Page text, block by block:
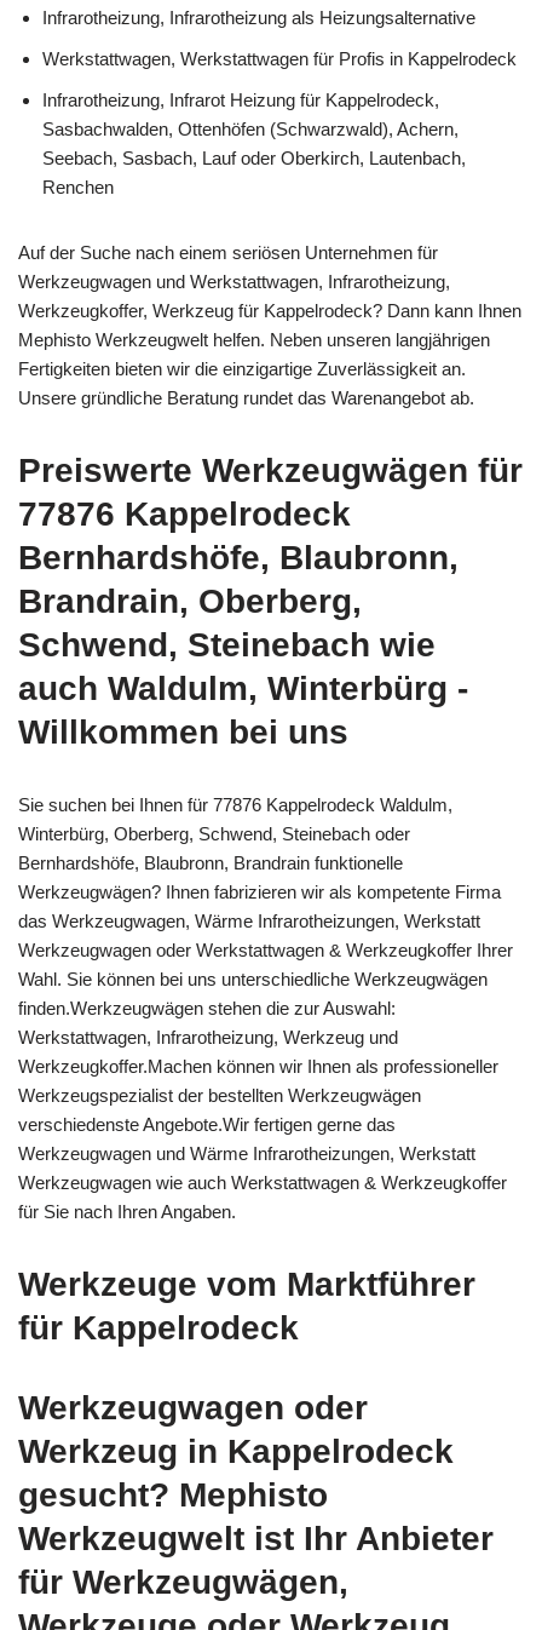
Infrarotheizung, Infrarotheizung als Heizungsalternative
Werkstattwagen, Werkstattwagen für Profis in Kappelrodeck
Infrarotheizung, Infrarot Heizung für Kappelrodeck,
Sasbachwalden, Ottenhöfen (Schwarzwald), Achern,
Seebach, Sasbach, Lauf oder Oberkirch, Lautenbach,
Renchen
Auf der Suche nach einem seriösen Unternehmen für
Werkzeugwagen und Werkstattwagen, Infrarotheizung,
Werkzeugkoffer, Werkzeug für Kappelrodeck? Dann kann Ihnen
Mephisto Werkzeugwelt helfen. Neben unseren langjährigen
Fertigkeiten bieten wir die einzigartige Zuverlässigkeit an.
Unsere gründliche Beratung rundet das Warenangebot ab.
Preiswerte Werkzeugwägen für
77876 Kappelrodeck
Bernhardshöfe, Blaubronn,
Brandrain, Oberberg,
Schwend, Steinebach wie
auch Waldulm, Winterbürg -
Willkommen bei uns
Sie suchen bei Ihnen für 77876 Kappelrodeck Waldulm,
Winterbürg, Oberberg, Schwend, Steinebach oder
Bernhardshöfe, Blaubronn, Brandrain funktionelle
Werkzeugwägen? Ihnen fabrizieren wir als kompetente Firma
das Werkzeugwagen, Wärme Infrarotheizungen, Werkstatt
Werkzeugwagen oder Werkstattwagen & Werkzeugkoffer Ihrer
Wahl. Sie können bei uns unterschiedliche Werkzeugwägen
finden.Werkzeugwägen stehen die zur Auswahl:
Werkstattwagen, Infrarotheizung, Werkzeug und
Werkzeugkoffer.Machen können wir Ihnen als professioneller
Werkzeugspezialist der bestellten Werkzeugwägen
verschiedenste Angebote.Wir fertigen gerne das
Werkzeugwagen und Wärme Infrarotheizungen, Werkstatt
Werkzeugwagen wie auch Werkstattwagen & Werkzeugkoffer
für Sie nach Ihren Angaben.
Werkzeuge vom Marktführer
für Kappelrodeck
Werkzeugwagen oder
Werkzeug in Kappelrodeck
gesucht? Mephisto
Werkzeugwelt ist Ihr Anbieter
für Werkzeugwägen,